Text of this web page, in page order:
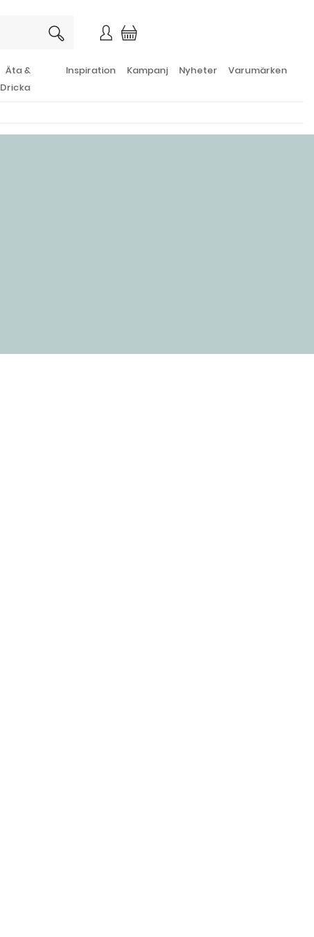
Äta &
Dricka
Inspiration Kampanj Nyheter Varumärken